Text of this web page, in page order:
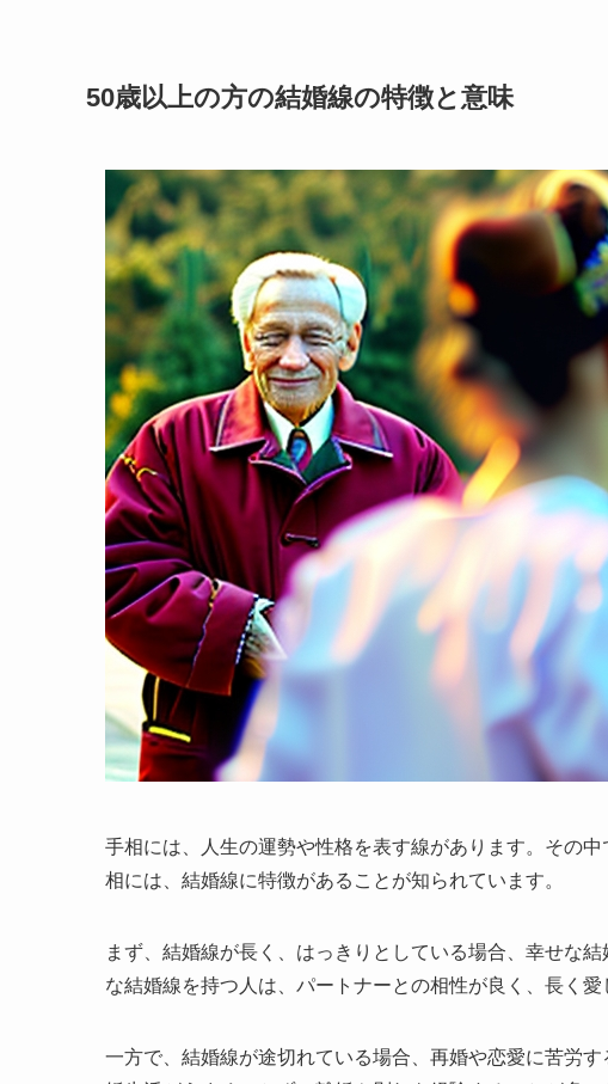
50歳以上の方の結婚線の特徴と意味
手相には、人生の運勢や性格を表す線があります。その
相には、結婚線に特徴があることが知られています。
まず、結婚線が長く、はっきりとしている場合、幸せな
な結婚線を持つ人は、パートナーとの相性が良く、長く愛
一方で、結婚線が途切れている場合、再婚や恋愛に苦労